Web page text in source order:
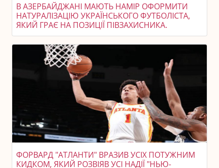
В АЗЕРБАЙДЖАНІ МАЮТЬ НАМІР ОФОРМИТИ
НАТУРАЛІЗАЦІЮ УКРАЇНСЬКОГО ФУТБОЛІСТА,
ЯКИЙ ГРАЄ НА ПОЗИЦІЇ ПІВЗАХИСНИКА.
ФОРВАРД "АТЛАНТИ" ВРАЗИВ УСІХ ПОТУЖНИМ
КИДКОМ, ЯКИЙ РОЗВІЯВ УСІ НАДІЇ "НЬЮ-